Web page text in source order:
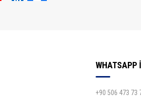
WHATSAPP
+90 506 473 73